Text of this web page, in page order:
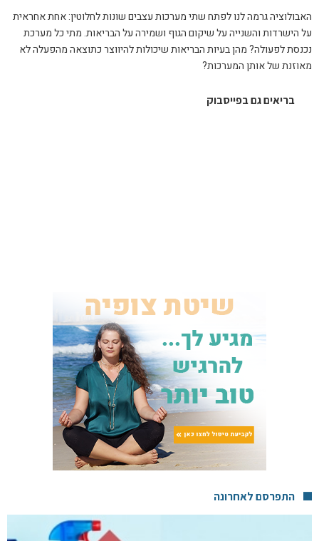
האבולוציה גרמה לנו לפתח שתי מערכות עצבים שונות לחלוטין: אחת אחראית
על הישרדות והשנייה על שיקום הגוף ושמירה על הבריאות. מתי כל מערכת
נכנסת לפעולה? מהן בעיות הבריאות שיכולות להיווצר כתוצאה מהפעלה לא
מאוזנת של אותן המערכות?
בריאים גם בפייסבוק
התפרסם לאחרונה